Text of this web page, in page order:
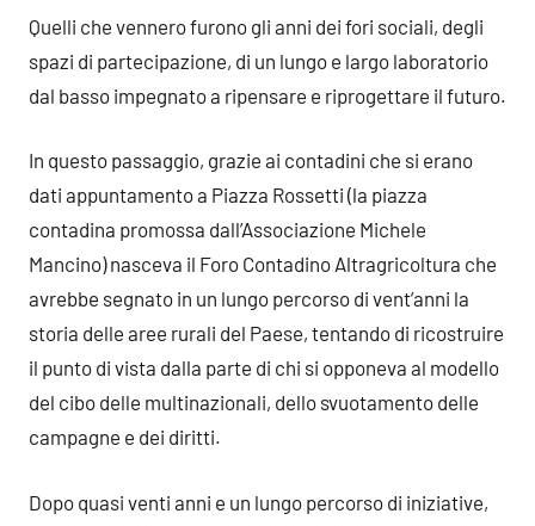
Quelli che vennero furono gli anni dei fori sociali, degli
spazi di partecipazione, di un lungo e largo laboratorio
dal basso impegnato a ripensare e riprogettare il futuro.
In questo passaggio, grazie ai contadini che si erano
dati appuntamento a Piazza Rossetti (la piazza
contadina promossa dall’Associazione Michele
Mancino) nasceva il Foro Contadino Altragricoltura che
avrebbe segnato in un lungo percorso di vent’anni la
storia delle aree rurali del Paese, tentando di ricostruire
il punto di vista dalla parte di chi si opponeva al modello
del cibo delle multinazionali, dello svuotamento delle
campagne e dei diritti.
Dopo quasi venti anni e un lungo percorso di iniziative,